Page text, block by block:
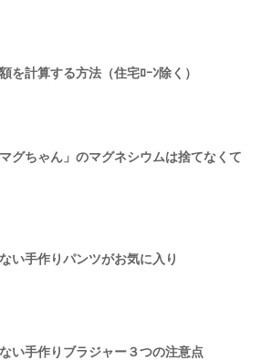
を計算する方法（住宅ﾛｰﾝ除く）
マグちゃん」のマグネシウムは捨てなくて
い手作りパンツがお気に入り
い手作りブラジャー３つの注意点